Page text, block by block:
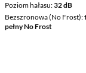
Poziom hałasu 32 dB
Bezszronowa (No Frost)
pełny No Frost